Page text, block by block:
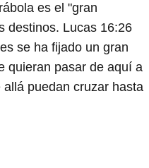
es el "gran
destinos. Lucas 16:26
se ha fijado un gran
quieran pasar de aquí a
puedan cruzar hasta